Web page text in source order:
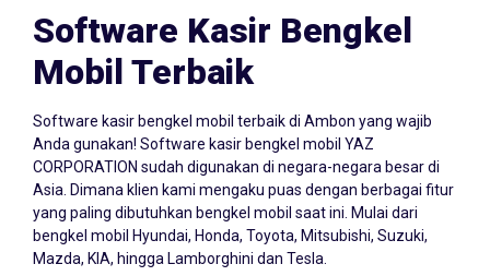
Software Kasir Bengkel
Mobil Terbaik
Software kasir bengkel mobil terbaik di Ambon yang wajib
Anda gunakan! Software kasir bengkel mobil YAZ
CORPORATION sudah digunakan di negara-negara besar di
Asia. Dimana klien kami mengaku puas dengan berbagai fitur
yang paling dibutuhkan bengkel mobil saat ini. Mulai dari
bengkel mobil Hyundai, Honda, Toyota, Mitsubishi, Suzuki,
Mazda, KIA, hingga Lamborghini dan Tesla.